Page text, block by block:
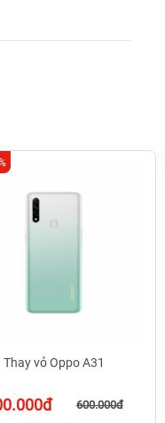
Thay vỏ Oppo A31
600.000đ